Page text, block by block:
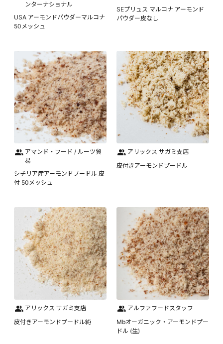
ンターナショナル
USA アーモンドパウダーマルコナ
50メッシュ
SEプリュス マルコナ アーモンド
パウダー皮なし
アマンド・フード / ルーツ貿
易
シチリア産アーモンドプードル 皮
付 50メッシュ
アリックス サガミ支店
皮付きアーモンドプードル
アリックス サガミ支店
皮付きアーモンドプードル純
アルファフードスタッフ
Mbオーガニック・アーモンドプー
ドル (生)